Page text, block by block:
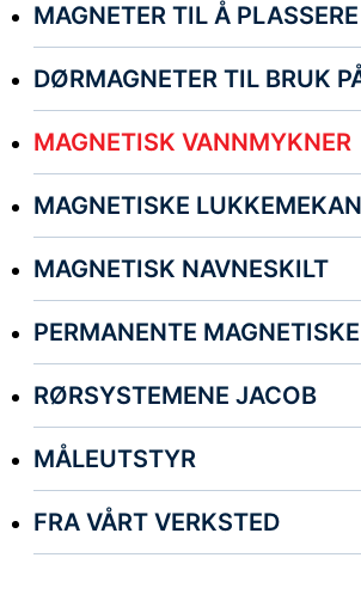
MAGNETER TIL Å
DØRMAGNETER TIL BRUK
MAGNETISK VANNMYKNER
MAGNETISKE
MAGNETISK NAVNESKILT
PERMANENTE
RØRSYSTEMENE JACOB
MÅLEUTSTYR
FRA VÅRT VERKSTED